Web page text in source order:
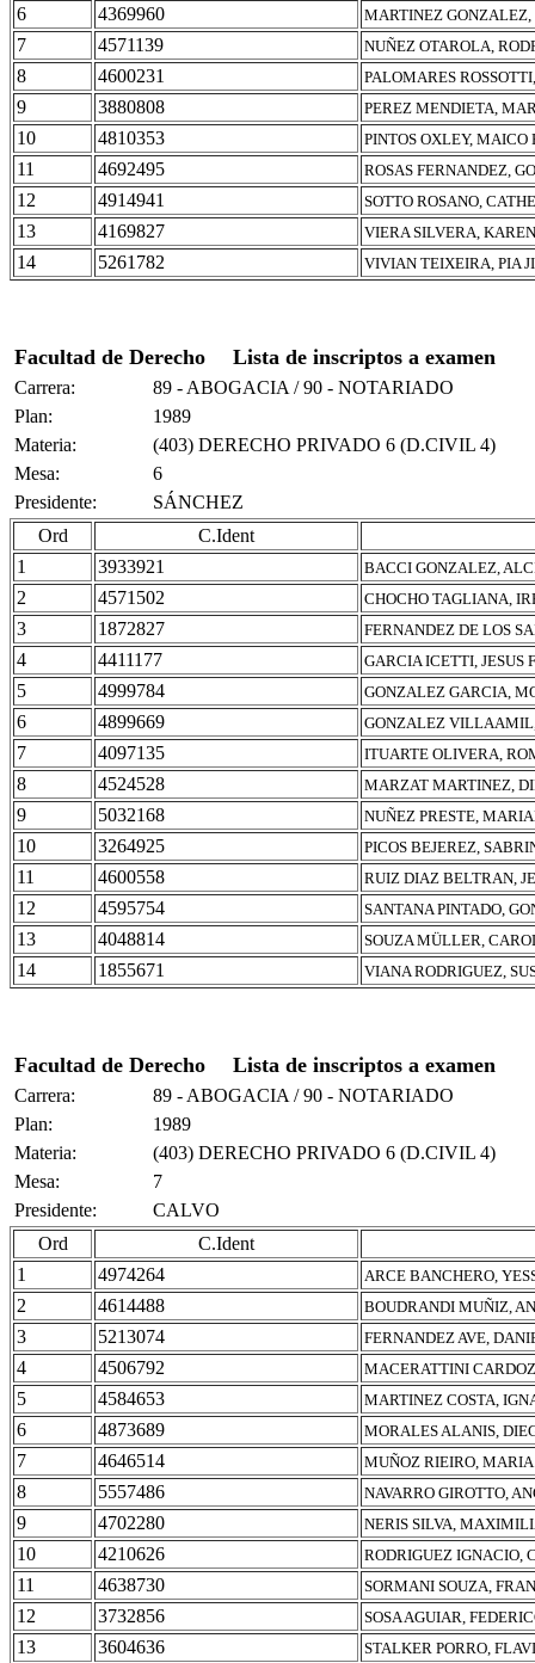
6 4369960 MARTINEZ
7 4571139 NUÑEZ OTAROLA,
8 4600231 PALOMARES
9 3880808 PEREZ MENDIETA,
10 4810353 PINTOS OXLEY, MAICO
11 4692495 ROSAS FERNANDEZ,
12 4914941 SOTTO ROSANO,
13 4169827 VIERA SILVERA,
14 5261782 VIVIAN TEIXEIRA, PIA
Facultad de Derecho Lista de inscriptos a examen
Carrera:
89 - ABOGACIA / 90 - NOTARIADO
Plan:
1989
Materia:
(403) DERECHO PRIVADO 6 (D.CIVIL 4)
Mesa:
6
Presidente:
SÁNCHEZ
Ord
C.Ident
1
3933921 BACCI GONZALEZ,
2 4571502 CHOCHO TAGLIANA,
3 1872827 FERNANDEZ DE LOS
4 4411177 GARCIA ICETTI, JESUS
5 4999784 GONZALEZ GARCIA,
6 4899669 GONZALEZ
7 4097135 ITUARTE OLIVERA,
8 4524528 MARZAT MARTINEZ,
9 5032168 NUÑEZ PRESTE,
10 3264925 PICOS BEJEREZ,
11 4600558 RUIZ DIAZ BELTRAN,
12 4595754 SANTANA PINTADO,
13 4048814 SOUZA MÜLLER,
14 1855671 VIANA RODRIGUEZ,
Facultad de Derecho Lista de inscriptos a examen
Carrera:
89 - ABOGACIA / 90 - NOTARIADO
Plan:
1989
Materia:
(403) DERECHO PRIVADO 6 (D.CIVIL 4)
Mesa:
7
Presidente:
CALVO
Ord
C.Ident
1
4974264 ARCE BANCHERO,
2 4614488 BOUDRANDI MUÑIZ,
3 5213074 FERNANDEZ AVE,
4 4506792 MACERATTINI
5 4584653 MARTINEZ COSTA,
6 4873689 MORALES ALANIS,
7 4646514 MUÑOZ RIEIRO,
8 5557486 NAVARRO GIROTTO,
9 4702280 NERIS SILVA,
10 4210626 RODRIGUEZ IGNACIO,
11 4638730 SORMANI SOUZA,
12 3732856 SOSA AGUIAR,
13 3604636 STALKER PORRO,